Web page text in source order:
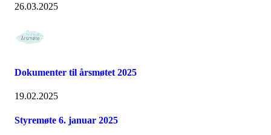
26.03.2025
Dokumenter til årsmøtet 2025
19.02.2025
Styremøte 6. januar 2025